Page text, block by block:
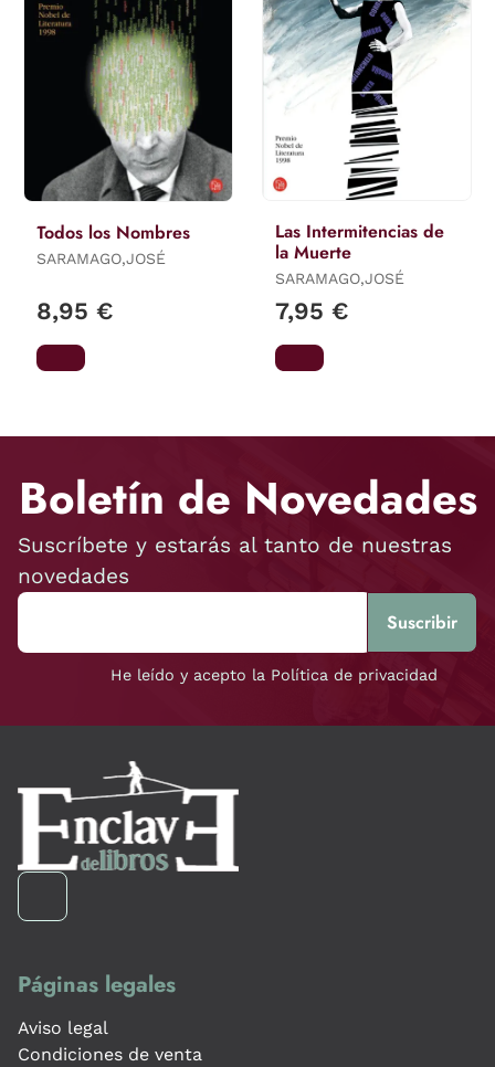
Todos los Nombres
SARAMAGO,JOSÉ
8,95 €
Las Intermitencias de
la Muerte
SARAMAGO,JOSÉ
7,95 €
Boletín de Novedades
Suscríbete y estarás al tanto de nuestras
novedades
He leído y acepto la Política de privacidad
Páginas legales
Aviso legal
Condiciones de venta